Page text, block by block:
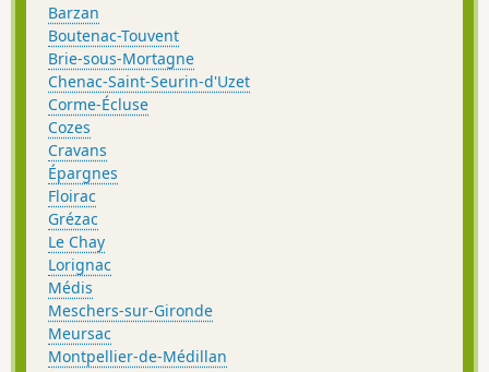
Barzan
Boutenac-Touvent
Brie-sous-Mortagne
Chenac-Saint-Seurin-d'Uzet
Corme-Écluse
Cozes
Cravans
Épargnes
Floirac
Grézac
Le Chay
Lorignac
Médis
Meschers-sur-Gironde
Meursac
Montpellier-de-Médillan